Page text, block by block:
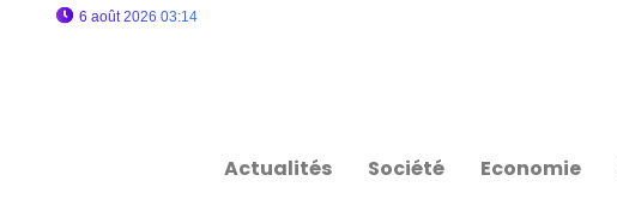
6 août 2026 03:14
Actualités Société Economie